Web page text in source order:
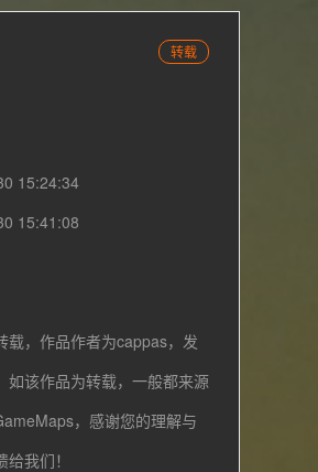
转载
15:24:34
15:41:08
载，作品作者为cappas，发
如该作品为转载，一般都来源
，感谢您的理解与
我们！